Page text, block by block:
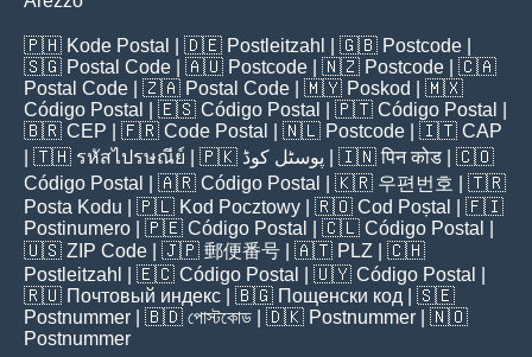
🇵🇭 Kode Postal | 🇩🇪 Postleitzahl | 🇬🇧 Postcode
🇸🇬 Postal Code | 🇦🇺 Postcode | 🇳🇿 Postcode | 🇨🇦
Postal Code | 🇿🇦 Postal Code | 🇲🇾 Poskod
| 🇲🇽
Código Postal
| 🇪🇸 Código Postal | 🇵🇹 Código Postal
🇧🇷 CEP | 🇫🇷 Code Postal | 🇳🇱 Postcode | 🇮🇹 CAP
| 🇹🇭 รหัสไปรษณีย์ | 🇵🇰 پوسٹل کوڈ | 🇮🇳पिन कोड | 🇨🇴
Código Postal
| 🇦🇷 Código Postal | 🇰🇷 우편번호
| 🇹🇷
Posta Kodu | 🇵🇱 Kod Pocztowy | 🇷🇴 Cod Poștal
| 🇫🇮
Postinumero | 🇵🇪 Código Postal | 🇨🇱 Código Postal
🇺🇸 ZIP Code | 🇯🇵 郵便番号 | 🇦🇹 PLZ | 🇨🇭
Postleitzahl
| 🇪🇨 Código Postal | 🇺🇾 Código Postal
🇷🇺 Почтовый индекс | 🇧🇬 Пощенски код | 🇸🇪
Postnummer | 🇧🇩 পোস্টকোড | 🇩🇰 Postnummer | 🇳🇴
Postnummer